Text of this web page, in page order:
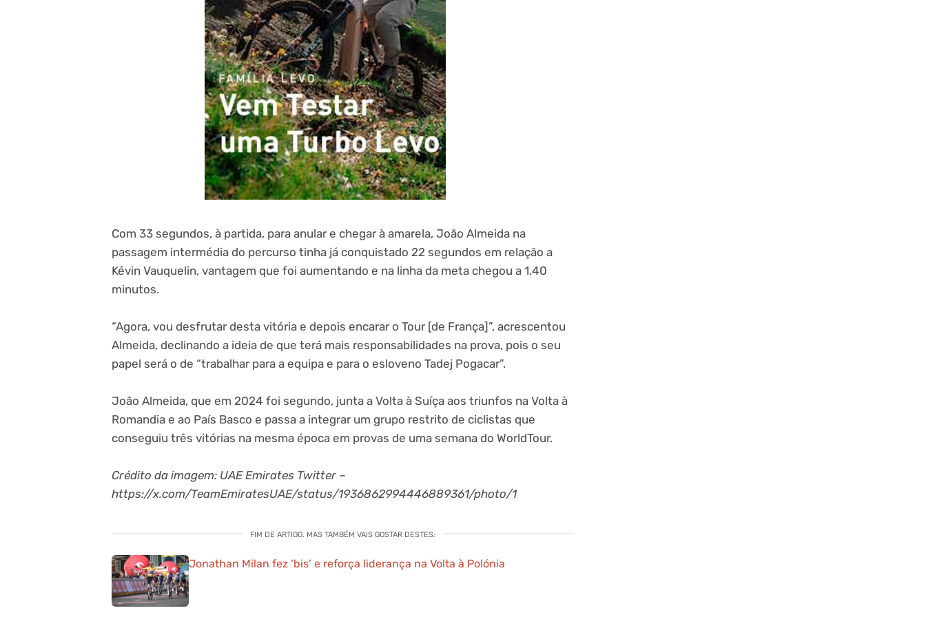
Com 33 segundos, à partida, para anular e chegar à amarela, João Almeida na
passagem intermédia do percurso tinha já conquistado 22 segundos em relação a
Kévin Vauquelin, vantagem que foi aumentando e na linha da meta chegou a 1.40
minutos.
“Agora, vou desfrutar desta vitória e depois encarar o Tour [de França]”, acrescentou
Almeida, declinando a ideia de que terá mais responsabilidades na prova, pois o seu
papel será o de “trabalhar para a equipa e para o esloveno Tadej Pogacar”.
João Almeida, que em 2024 foi segundo, junta a Volta à Suíça aos triunfos na Volta à
Romandia e ao País Basco e passa a integrar um grupo restrito de ciclistas que
conseguiu três vitórias na mesma época em provas de uma semana do WorldTour.
Crédito da imagem: UAE Emirates Twitter –
https://x.com/TeamEmiratesUAE/status/1936862994446889361/photo/1
FIM DE ARTIGO. MAS TAMBÉM VAIS GOSTAR DESTES:
Jonathan Milan fez ‘bis’ e reforça liderança na Volta à Polónia